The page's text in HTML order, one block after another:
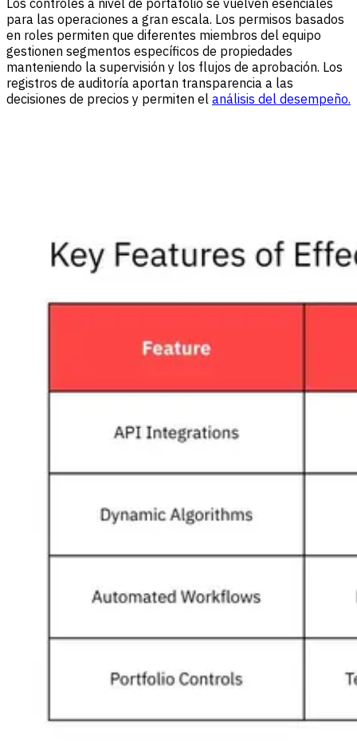
Los controles a nivel de portafolio se vuelven esenciales
para las operaciones a gran escala. Los permisos basados
en roles permiten que diferentes miembros del equipo
gestionen segmentos específicos de propiedades
manteniendo la supervisión y los flujos de aprobación. Los
registros de auditoría aportan transparencia a las
decisiones de precios y permiten el análisis del desempeño.